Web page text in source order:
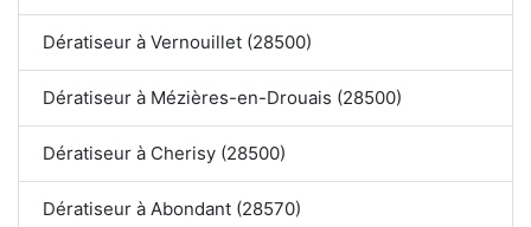
Dératiseur à Vernouillet (28500)
Dératiseur à Mézières-en-Drouais (28500)
Dératiseur à Cherisy (28500)
Dératiseur à Abondant (28570)